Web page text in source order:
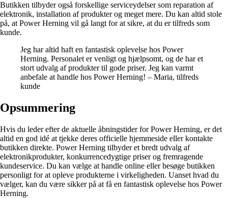
Butikken tilbyder også forskellige serviceydelser som reparation af
elektronik, installation af produkter og meget mere. Du kan altid stole
på, at Power Herning vil gå langt for at sikre, at du er tilfreds som
kunde.
Jeg har altid haft en fantastisk oplevelse hos Power
Herning. Personalet er venligt og hjælpsomt, og de har et
stort udvalg af produkter til gode priser. Jeg kan varmt
anbefale at handle hos Power Herning! – Maria, tilfreds
kunde
Opsummering
Hvis du leder efter de aktuelle åbningstider for Power Herning, er det
altid en god idé at tjekke deres officielle hjemmeside eller kontakte
butikken direkte. Power Herning tilbyder et bredt udvalg af
elektronikprodukter, konkurrencedygtige priser og fremragende
kundeservice. Du kan vælge at handle online eller besøge butikken
personligt for at opleve produkterne i virkeligheden. Uanset hvad du
vælger, kan du være sikker på at få en fantastisk oplevelse hos Power
Herning.